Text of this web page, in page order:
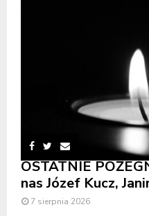
OSTATNIE
nas Józef Kucz,
7 sierpnia 2026